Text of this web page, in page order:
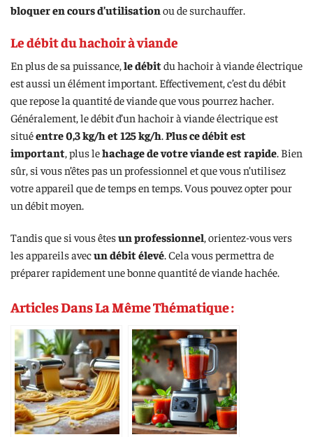
bloquer en cours d’utilisation ou de surchauffer.
Le débit du hachoir à viande
En plus de sa puissance,le débit du hachoir à viande électrique
est aussi un élément important. Effectivement, c’est du débit
que repose la quantité de viande que vous pourrez hacher.
Généralement, le débit d’un hachoir à viande électrique est
situéentre 0,3 kg/h et 125 kg/h.Plus ce débit est
important, plus lehachage de votre viande est rapide. Bien
sûr, si vous n’êtes pas un professionnel et que vous n’utilisez
votre appareil que de temps en temps. Vous pouvez opter pour
un débit moyen.
Tandis que si vous êtesun professionnel , orientez-vous vers
les appareils avecun débit élevé . Cela vous permettra de
préparer rapidement une bonne quantité de viande hachée.
Articles Dans La Même Thématique :